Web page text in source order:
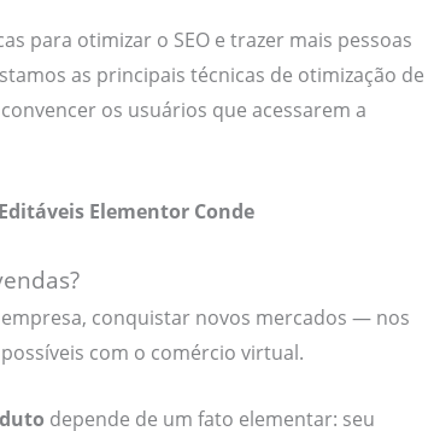
para otimizar o SEO e trazer mais pessoas
as principais técnicas de otimização de
os usuários que acessarem a
Elementor Conde
conquistar novos mercados — nos
com o comércio virtual.
depende de um fato elementar: seu